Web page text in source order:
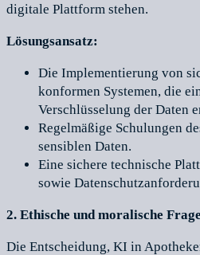
digitale Plattform stehen.
Lösungsansatz:
Die Implementierung von
konformen Systemen, die
Verschlüsselung der Daten
Regelmäßige Schulungen
sensiblen Daten.
Eine sichere technische
sowie
2. Ethische und moralische
Die Entscheidung, KI in